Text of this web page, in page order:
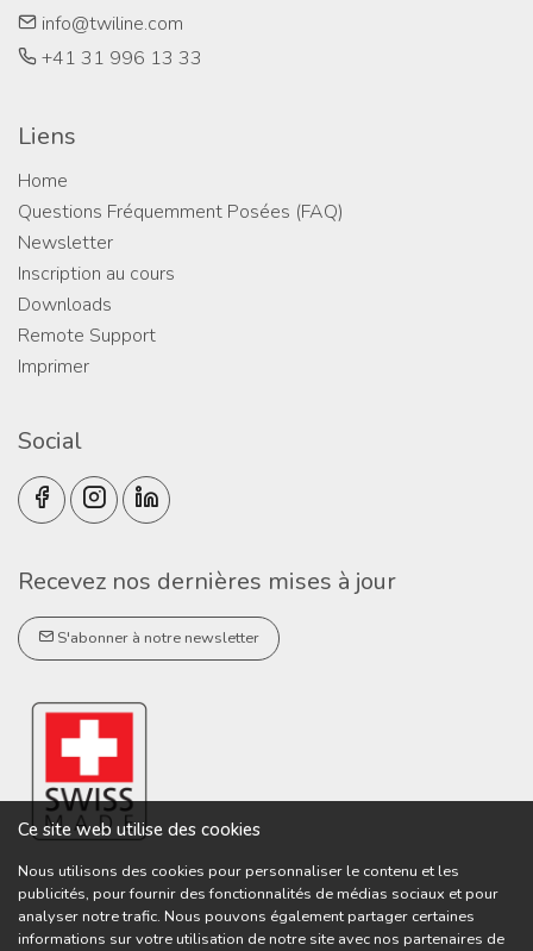
info@twiline.com
+41 31 996 13 33
Liens
Home
Questions Fréquemment Posées (FAQ)
Newsletter
Inscription au cours
Downloads
Remote Support
Imprimer
Social
Recevez nos dernières mises à jour
S'abonner à notre newsletter
Ce site web utilise des cookies
Nous utilisons des cookies pour personnaliser le contenu et les
publicités, pour fournir des fonctionnalités de médias sociaux et pour
analyser notre trafic. Nous pouvons également partager certaines
informations sur votre utilisation de notre site avec nos partenaires de